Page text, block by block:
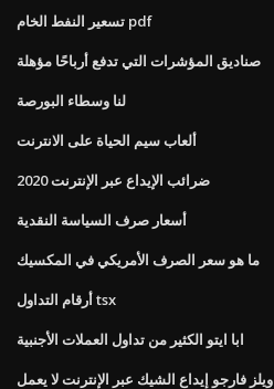
تسعير النفط الخام pdf
صناديق المؤشرات التي تدفع أرباحًا مؤهلة
لنا وسطاء البورصة
ألعاب سيم الحياة على الانترنت
ضرائب الإيداع عبر الإنترنت 2020
أسعار صرف السياسة النقدية
ما هو سعر الصرف الأمريكي في المكسيك
أرقام التداول tsx
ابا ايتو الكثير من تداول العملات الأجنبية
ويلز فارجو إيداع الشيك عبر الإنترنت لا يعمل